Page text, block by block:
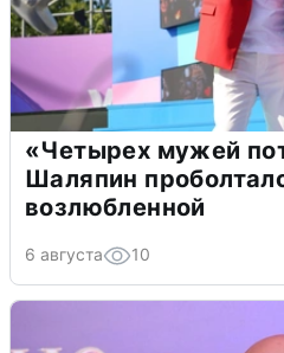
«Четырех мужей
Шаляпин
возлюбленной
6 августа 10